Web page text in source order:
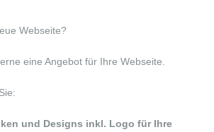
Webseite?
eine Angebot für Ihre Webseite.
und Designs inkl. Logo für Ihre